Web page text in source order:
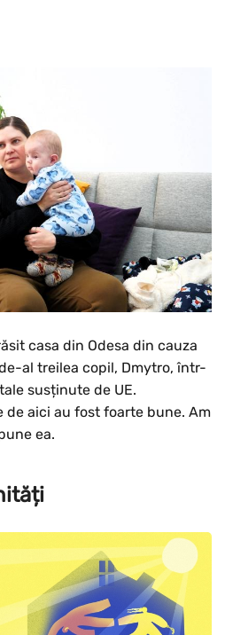
casa din Odesa din cauza
al treilea copil, Dmytro, într-
susținute de UE.
de aici au fost foarte bune. Am
ea.